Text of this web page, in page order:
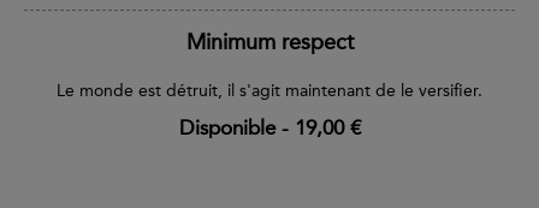
Minimum respect
Le monde est détruit, il s'agit maintenant de le versifier.
Disponible- 19,00 €